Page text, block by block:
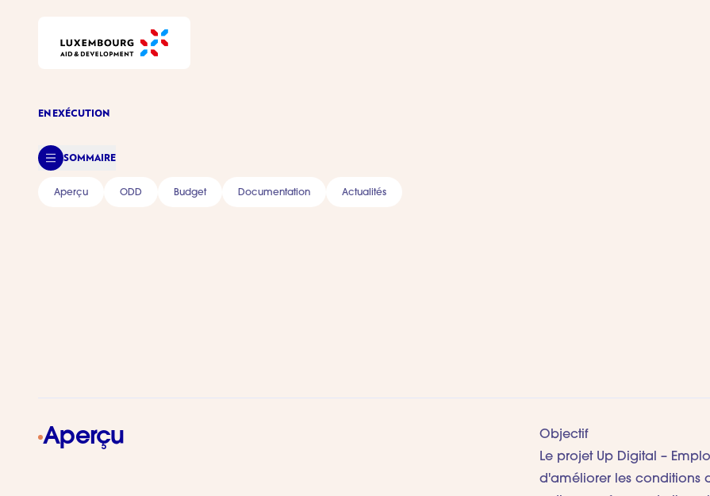
EN EXÉCUTION
SOMMAIRE
Aperçu ODD Budget Documentation Actualités
Aperçu
Objectif
Le projet Up Digital –
d'améliorer les conditions